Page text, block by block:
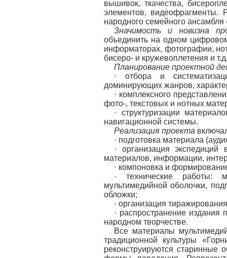
вышивок, ткачества,
элементов, видеофрагменты.
народного семейного
Значимость и новизна
объединить на одном
информаторах, фотографии,
бисеро- и кружевоплетения и
Планирование проектной
· отбора и
доминирующих жанров,
· комплексного
фото-, текстовых и нотных
· структуризации
навигационной системы.
Реализация проекта
· подготовка материала
· организация
материалов, информации,
· компоновка и
· технические работы:
мультимедийной оболочки,
обложки;
· организация
· распространение
народном творчестве.
Все материалы
традиционной культуры
реконструируются старинные